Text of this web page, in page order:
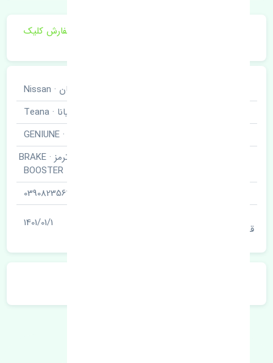
برای اطلاع از موجودی و قیمت به روز روی ثبت سفارش کلیک
نیسان · Nissan
تیانا · Teana
اصلی · GENIUNE
بوستر ترمز · BRAKE
BOOSTER
0390823563
قیمت
1401/01/1